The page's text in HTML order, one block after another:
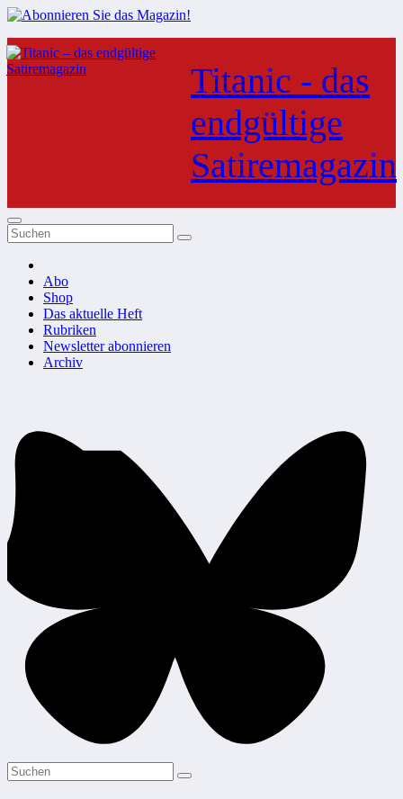
Zum
Inhalt
springen
Titanic - das
endgültige
Satiremagazin
Abo
Shop
Das aktuelle Heft
Rubriken
Newsletter abonnieren
Archiv